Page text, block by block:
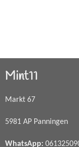
Mint11
Markt 67
5981 AP Panningen
WhatsApp: